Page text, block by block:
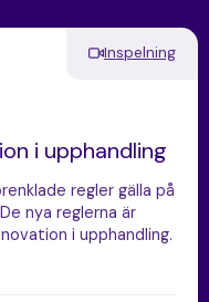
Inspelning
i upphandling
regler gälla på
nya reglerna är
i upphandling.